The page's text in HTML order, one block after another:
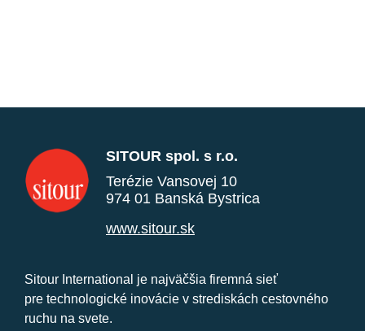
SITOUR spol. s r.o.
Terézie Vansovej 10
974 01 Banská Bystrica
www.sitour.sk
Sitour International je najväčšia firemná sieť
pre technologické inovácie v strediskách cestovného
ruchu na svete.